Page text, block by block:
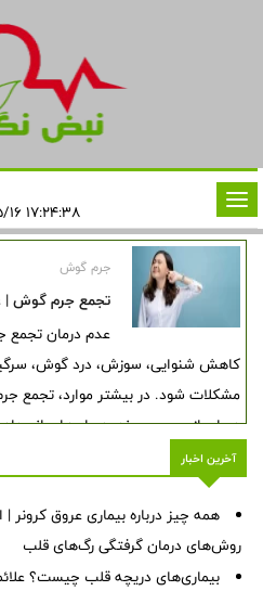
تغییر
وضعیت
جرم گوش
تجمع جرم گوش |
عدم درمان تجمع
کاهش شنوایی، سوزش، درد گوش،
مشکلات شود. در بیشتر موارد، تجمع
درمان از بین می‌روند. درمان‌های
نرم کردن جرم یا برداشتن دستی آن
آخرین اخبار
همه چیز درباره بیماری عروق کرونر |
روش‌های درمان گرفتگی رگ‌های قلب
بیماری‌های دریچه قلب چیست؟